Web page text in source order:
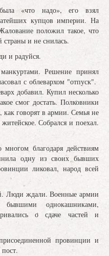
«что надо», его взял
купцов империи. На
положил такое, что
и не снилась.
и радуйся.
Решение принял
с облевархом "отпуск".
добавил. Купил несколько
смог достать. Полковники
как говорят в армии. Семья не
Собрался и поехал.
многом благодаря действиям
одну из своих бывших
ликовал, народ всей
Люди ждали. Военные армии
однокашниками,
о сдаче частей и
провинции и